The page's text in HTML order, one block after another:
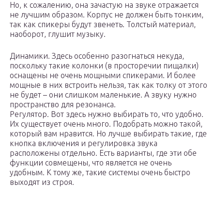
Но, к сожалению, она зачастую на звуке отражается
не лучшим образом. Корпус не должен быть тонким,
так как спикеры будут звенеть. Толстый материал,
наоборот, глушит музыку.
Динамики. Здесь особенно разогнаться некуда,
поскольку такие колонки (в просторечии пищалки)
оснащены не очень мощными спикерами. И более
мощные в них встроить нельзя, так как толку от этого
не будет – они слишком маленькие. А звуку нужно
пространство для резонанса.
Регулятор. Вот здесь нужно выбирать то, что удобно.
Их существует очень много. Подобрать можно такой,
который вам нравится. Но лучше выбирать такие, где
кнопка включения и регулировка звука
расположены отдельно. Есть варианты, где эти обе
функции совмещены, что является не очень
удобным. К тому же, такие системы очень быстро
выходят из строя.